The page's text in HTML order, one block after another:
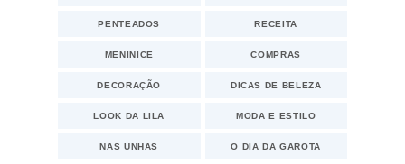
PENTEADOS RECEITA
MENINICE COMPRAS
DECORAÇÃO DICAS DE BELEZA
LOOK DA LILA MODA E ESTILO
NAS UNHAS O DIA DA GAROTA